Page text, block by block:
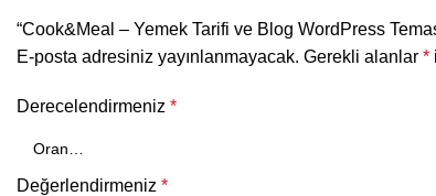
“Cook&Meal – Yemek Tarifi ve Blog WordPress
E-posta adresiniz yayınlanmayacak. Gerekli alanlar *
Derecelendirmeniz *
Değerlendirmeniz *